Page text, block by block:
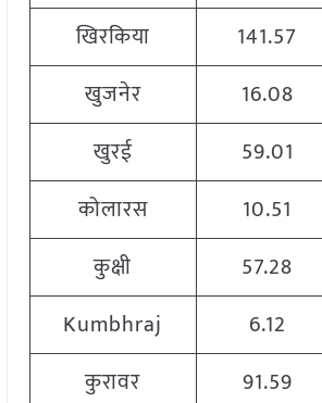
खिरकिया
141.57
खुजनेर
16.08
खुरई
59.01
कोलारस
10.51
कुक्षी
57.28
Kumbhraj
6.12
कुरावर
91.59